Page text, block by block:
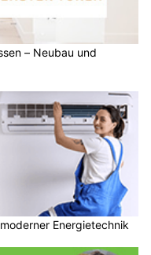
– Neubau und
Energietechnik